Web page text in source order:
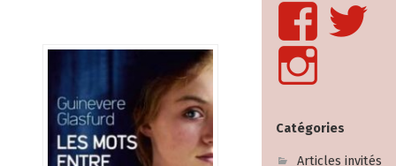
Catégories
Articles invités